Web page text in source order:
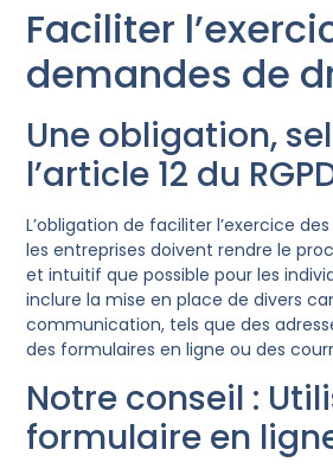
Faciliter
demandes de
Une obligation,
l’article 12 du
L’obligation de faciliter l’exercice
les entreprises doivent rendre le
et intuitif que possible pour les
inclure la mise en place de divers
communication, tels que des
des formulaires en ligne ou des
Notre conseil :
formulaire en